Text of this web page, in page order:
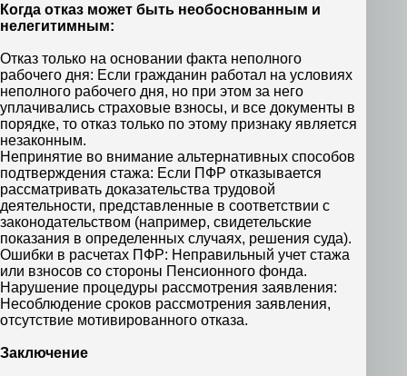
Когда отказ может быть необоснованным и
нелегитимным:
Отказ только на основании факта неполного
рабочего дня: Если гражданин работал на условиях
неполного рабочего дня, но при этом за него
уплачивались страховые взносы, и все документы в
порядке, то отказ только по этому признаку является
незаконным.
Непринятие во внимание альтернативных способов
подтверждения стажа: Если ПФР отказывается
рассматривать доказательства трудовой
деятельности, представленные в соответствии с
законодательством (например, свидетельские
показания в определенных случаях, решения суда).
Ошибки в расчетах ПФР: Неправильный учет стажа
или взносов со стороны Пенсионного фонда.
Нарушение процедуры рассмотрения заявления:
Несоблюдение сроков рассмотрения заявления,
отсутствие мотивированного отказа.
Заключение